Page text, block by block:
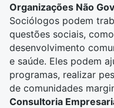
Organizações Não
Sociólogos podem
questões sociais, como
desenvolvimento
e saúde. Eles podem
programas, realizar
de comunidades
Consultoria